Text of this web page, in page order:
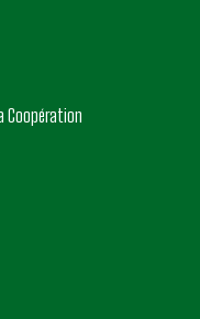
Coopération